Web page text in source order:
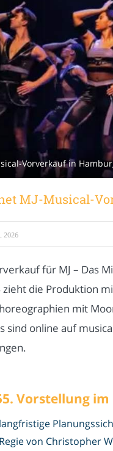
Vorverkauf in
MJ-Musical-
2026
für MJ – Das
die Produktion
mit
sind online auf
Vorstellung im
von Christopher